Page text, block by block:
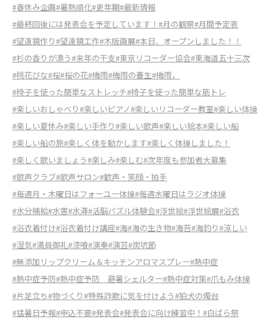
#春休み企画#暑熱順化#更年期#最新情報
#最終回後には発表会を予定しています！ #月の観察#月間予定表
#望遠鏡作り#望遠鏡工作#木版画展#本日、オープンしました！！
#杉の香りが漂う#来年の干支#東京リコーダー協会#東海道五十三次
#桃花びな#桜#桜の花#梅雨#梅雨の養生#梅雨，
#椅子を使った簡単なストレッチ#椅子を使った簡単な筋トレ
#楽しいおしゃべり#楽しいピアノ#楽しいリコーダー教室#楽しい体操
#楽しい夏休み#楽しい手作り#楽しい歌声#楽しい絵本#楽しい船
#楽しい船の旅#楽しく体を動かします#楽しく体操しました！
#楽しく歌いましょう#楽しみ#楽しむ#次年度も参加者大募集
#歌声クラブ#歌声サロン#歓声・笑顔・拍手
#毎週月・木曜日はフォーユー体操#毎週水曜日はラジオ体操
#水分補給#水害#水滞#活脳パズル体験会#浮世絵#浮世絵展#浴衣
#浴衣着付け#浴衣着付け講座#海#海の生き物#海苔#海釣り#涼しい
#湿気#満員御礼#漆喰#演奏#演芸#炭坑節
#無添加リップクリーム＆キッチンアロマスプレー#熱中症
#熱中症予防#熱中症予防 避暑シェルター#熱中症対策#爪もみ体操
#片足立ち#物づくり#特殊詐欺に気を付けよう#狛犬の燭台
#猛暑日予報#申込不要#発表会#発表会に向け練習中！ #白ばら祭